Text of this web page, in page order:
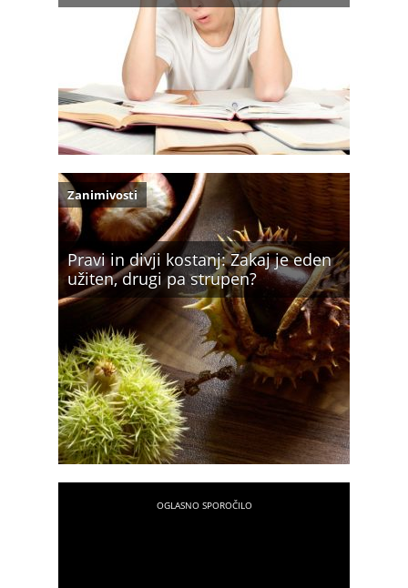
Pravi in divji kostanj: Zakaj je eden
užiten, drugi pa strupen?
Zanimivosti